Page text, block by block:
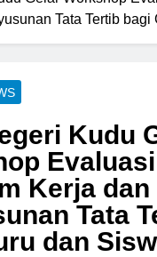
Tata Tertib bagi
Kudu
Evaluasi
Kerja dan
Tata
dan